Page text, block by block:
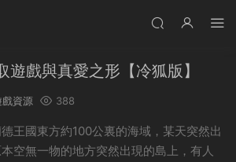
遊戲與真愛之形【冷狐版】
戲資源 388
王國東方約100公裏的海域，某天突然出
空無一物的地方突然出現的島上，有人